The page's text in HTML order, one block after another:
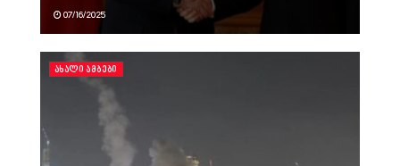
07/16/2025
ᲐᲮᲐᲚᲘ ᲐᲛᲑᲔᲑᲘ